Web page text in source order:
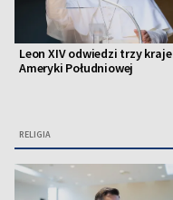
Leon XIV odwiedzi trzy kraje
Ameryki Południowej
RELIGIA